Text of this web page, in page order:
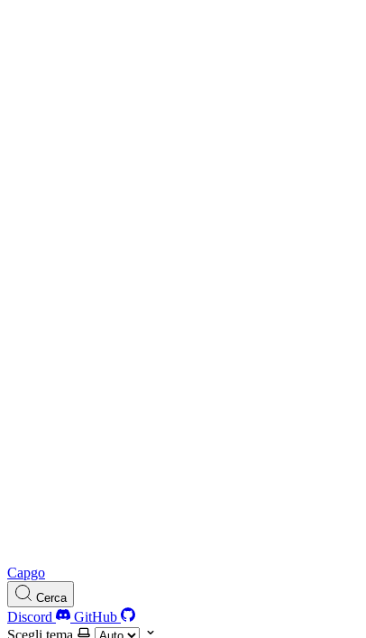
Capgo
Cerca
Discord
GitHub
Scegli tema